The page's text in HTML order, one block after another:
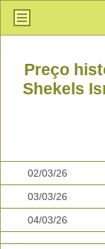
Preço
Shekels
02/03/26
03/03/26
04/03/26